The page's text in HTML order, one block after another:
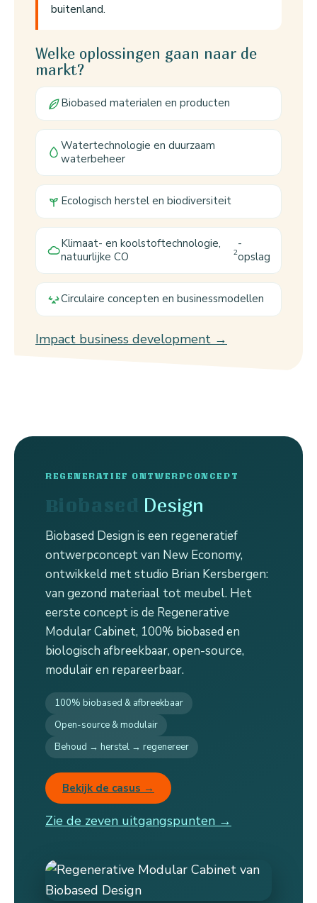
buitenland.
Welke oplossingen gaan naar de
markt?
Biobased materialen en producten
Watertechnologie en duurzaam
waterbeheer
Ecologisch herstel en biodiversiteit
Klimaat- en koolstoftechnologie,
natuurlijke CO
2
-
opslag
Circulaire concepten en businessmodellen
Impact business development →
REGENERATIEF ONTWERPCONCEPT
Biobased Design
Biobased Design is een regeneratief
ontwerpconcept van New Economy,
ontwikkeld met studio Brian Kersbergen:
van gezond materiaal tot meubel. Het
eerste concept is de Regenerative
Modular Cabinet, 100% biobased en
biologisch afbreekbaar, open-source,
modulair en repareerbaar.
100% biobased & afbreekbaar
Open-source & modulair
Behoud → herstel → regenereer
Bekijk de casus →
Zie de zeven uitgangspunten →